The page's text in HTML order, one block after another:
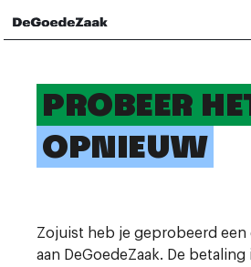
Alle campagnes
Burgercampagnes
Start petitie
Nieuws
PROBEER
OPNIEUW
Zojuist heb je geprobeerd een
aan DeGoedeZaak. De